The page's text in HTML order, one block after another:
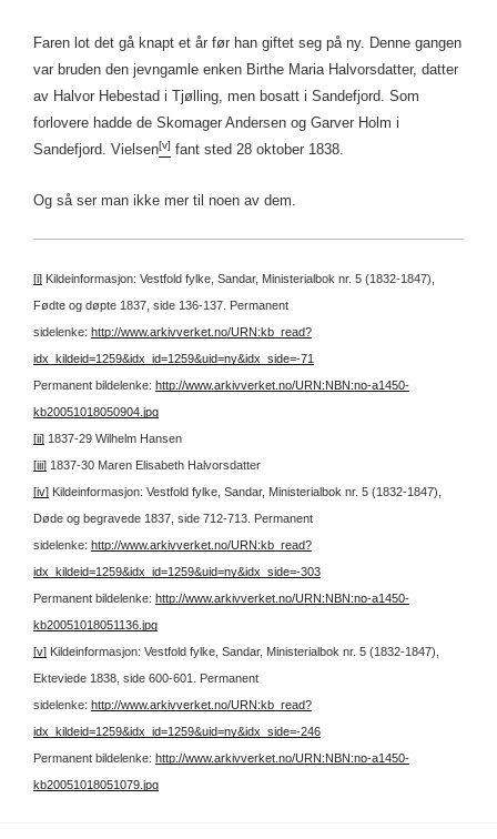
Faren lot det gå knapt et år før han giftet seg på ny. Denne gangen
var bruden den jevngamle enken Birthe Maria Halvorsdatter, datter
av Halvor Hebestad i Tjølling, men bosatt i Sandefjord. Som
forlovere hadde de Skomager Andersen og Garver Holm i
Sandefjord. Vielsen[v] fant sted 28 oktober 1838.
Og så ser man ikke mer til noen av dem.
[i] Kildeinformasjon: Vestfold fylke, Sandar, Ministerialbok nr. 5 (1832-1847),
Fødte og døpte 1837, side 136-137. Permanent
sidelenke: http://www.arkivverket.no/URN:kb_read?
idx_kildeid=1259&idx_id=1259&uid=ny&idx_side=-71
Permanent bildelenke: http://www.arkivverket.no/URN:NBN:no-a1450-
kb20051018050904.jpg
[ii] 1837-29 Wilhelm Hansen
[iii] 1837-30 Maren Elisabeth Halvorsdatter
[iv] Kildeinformasjon: Vestfold fylke, Sandar, Ministerialbok nr. 5 (1832-1847),
Døde og begravede 1837, side 712-713. Permanent
sidelenke: http://www.arkivverket.no/URN:kb_read?
idx_kildeid=1259&idx_id=1259&uid=ny&idx_side=-303
Permanent bildelenke: http://www.arkivverket.no/URN:NBN:no-a1450-
kb20051018051136.jpg
[v] Kildeinformasjon: Vestfold fylke, Sandar, Ministerialbok nr. 5 (1832-1847),
Ekteviede 1838, side 600-601. Permanent
sidelenke: http://www.arkivverket.no/URN:kb_read?
idx_kildeid=1259&idx_id=1259&uid=ny&idx_side=-246
Permanent bildelenke: http://www.arkivverket.no/URN:NBN:no-a1450-
kb20051018051079.jpg